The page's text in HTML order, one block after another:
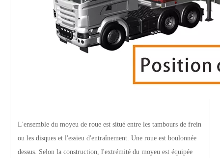
L'ensemble du moyeu de roue est situé entre les tambours de frein
ou les disques et l'essieu d'entraînement. Une roue est boulonnée
dessus. Selon la construction, l'extrémité du moyeu est équipée